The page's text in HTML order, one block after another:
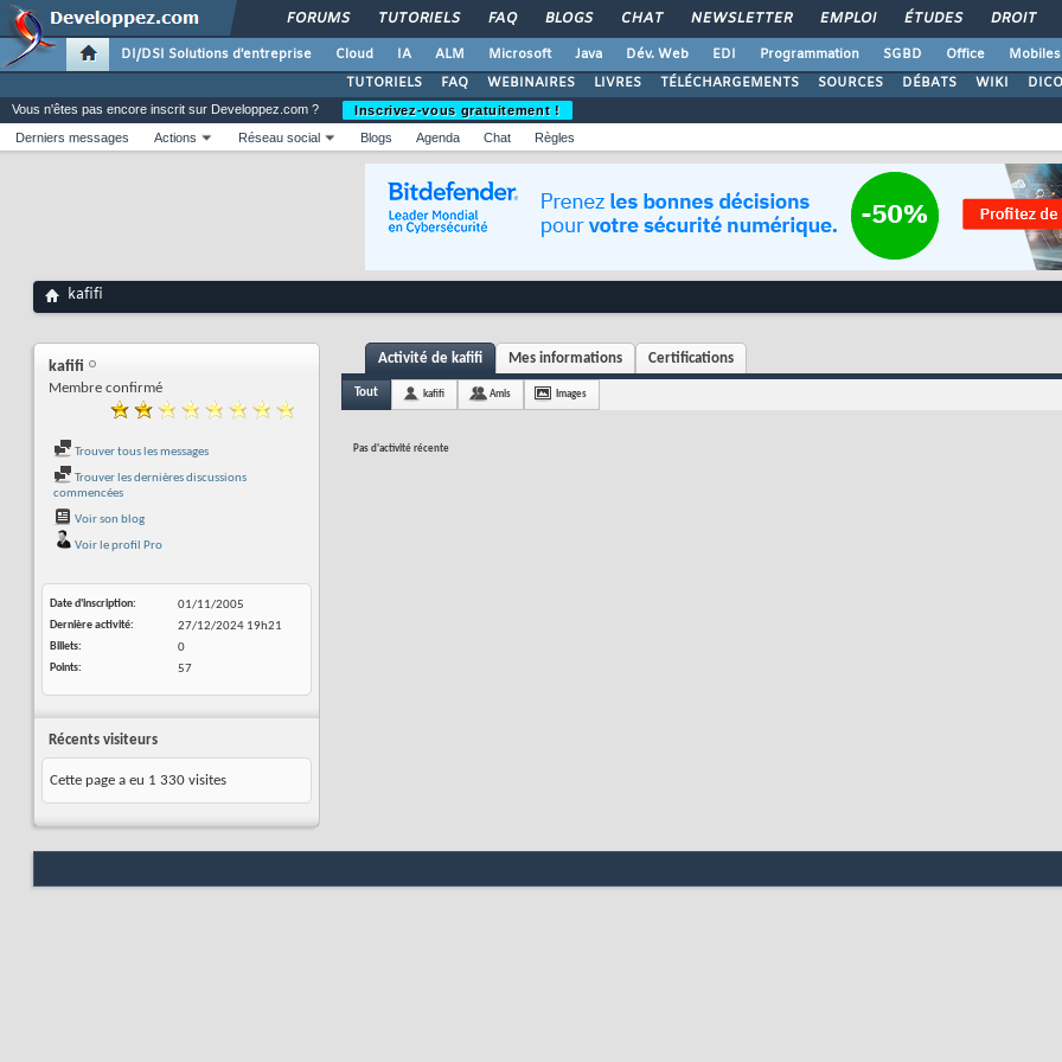
FORUMS TUTORIELS FAQ BLOGS CHAT NEWSLETTER EMPLOI ÉTUDES DROIT
DI/DSI Solutions d'entreprise Cloud IA ALM Microsoft Java Dév. Web EDI Programmation SGBD Office Mobiles
TUTORIELS
FAQ WEBINAIRES LIVRES TÉLÉCHARGEMENTS SOURCES DÉBATS WIKI DICO
Vous n'êtes pas encore inscrit sur Developpez.com ?
Inscrivez-vous gratuitement !
Derniers messages
Actions Réseau social Blogs Agenda Chat Règles
kafifi
kafifi
Membre confirmé
Trouver tous les messages
Trouver les dernières discussions
commencées
Voir son blog
Voir le profil Pro
Date d'inscription
01/11/2005
Dernière activité
27/12/2024 19h21
Billets
0
Points
57
Récents visiteurs
Cette page a eu 1 330 visites
Activité de kafifi Mes informations Certifications
Tout kafifi Amis Images
Pas d'activité récente